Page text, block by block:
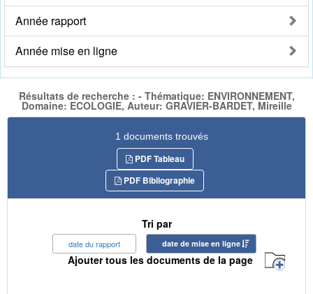
Année rapport
Année mise en ligne
Résultats de recherche : - Thématique: ENVIRONNEMENT,
Domaine: ECOLOGIE, Auteur: GRAVIER-BARDET, Mireille
1 documents trouvés
PDF Tableau
PDF Bibliographie
Tri par
date du rapport date de mise en ligne
Ajouter tous les documents de la page